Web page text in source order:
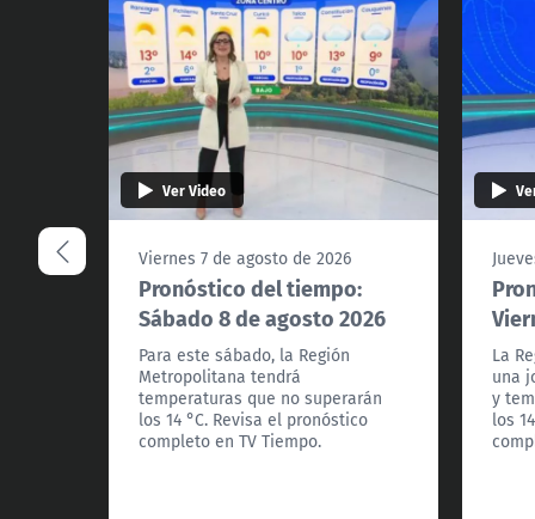
Ver Video
Viernes 7 de agosto de 2026
Pronóstico del tiempo:
Sábado 8 de agosto 2026
Para este sábado, la Región
Metropolitana tendrá
temperaturas que no superarán
los 14 °C. Revisa el pronóstico
completo en TV Tiempo.
La
una
y
los